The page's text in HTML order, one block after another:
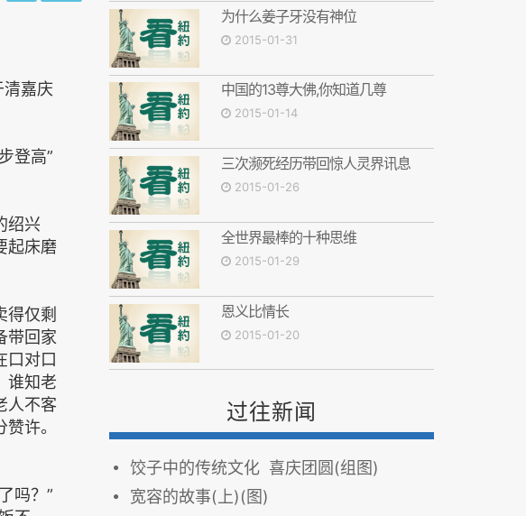
清嘉庆
登高”
绍兴
起床磨
得仅剩
带回家
口对口
谁知老
人不客
许。
吗？”
为什么姜子牙没有神位
2015-01-31
中国的13尊大佛,你知道几尊
2015-01-14
三次濒死经历带回惊人灵界讯息
2015-01-26
全世界最棒的十种思维
2015-01-29
恩义比情长
2015-01-20
过往新闻
饺子中的传统文化 喜庆团圆(组图)
宽容的故事(上)(图)